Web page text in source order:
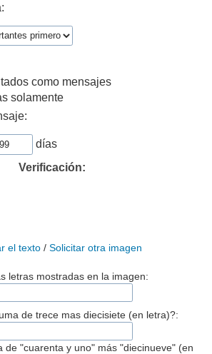
como mensajes
solamente
días
Verificación:
el texto/ Solicitar otra imagen
letras mostradas en la imagen:
de trece mas diecisiete (en letra)?:
de "cuarenta y uno" más "diecinueve" (en